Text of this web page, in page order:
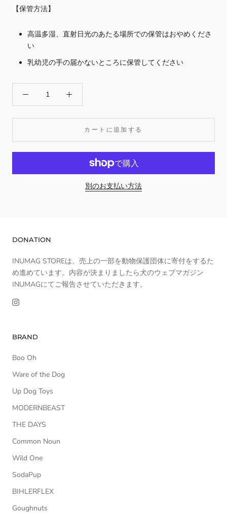
【保管方法】
高温多湿、直射日光のあたる場所での保管はおやめくださ
い
乳幼児の手の届かないところに保管してください
カートに追加する
別のお支払い方法
DONATION
INUMAG STOREは、売上の一部を動物保護団体に寄付をするた
め進めています。内容が決まりましたら犬のウェブマガジン
INUMAGにてご報告させていただきます。
BRAND
Boo Oh
Ware of the Dog
Up Dog Toys
MODERNBEAST
THE DAYS
Common Noun
Wild One
SodaPup
BIHLERFLEX
Goughnuts